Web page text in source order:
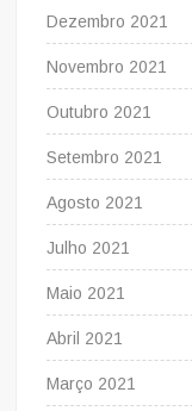
Dezembro 2021
Novembro 2021
Outubro 2021
Setembro 2021
Agosto 2021
Julho 2021
Maio 2021
Abril 2021
Março 2021